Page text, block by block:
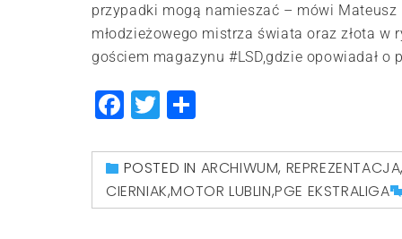
przypadki mogą namieszać – mówi Mateusz
młodzieżowego mistrza świata oraz złota
gościem magazynu #LSD,gdzie opowiadał
Facebook
Twitter
POSTED IN ARCHIWUM, REPREZENTACJA
CIERNIAK,MOTOR LUBLIN,PGE EKSTRALIGA